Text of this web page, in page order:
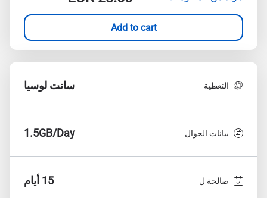
Add to cart
التغطية سانت لوسيا
بيانات الجوال 1.5GB/Day
صالحة ل 15 أيام